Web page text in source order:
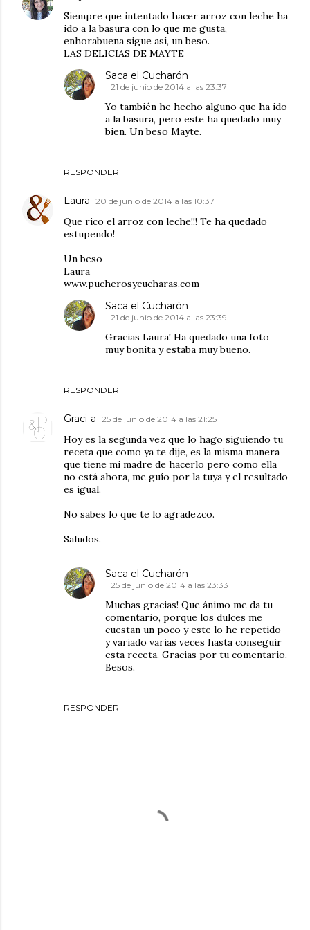
Siempre que intentado hacer arroz con leche ha
ido a la basura con lo que me gusta,
enhorabuena sigue así, un beso.
LAS DELICIAS DE MAYTE
RESPONDER
Saca el Cucharón
21 de junio de 2014 a las 23:37
Yo también he hecho alguno que ha ido
a la basura, pero este ha quedado muy
bien. Un beso Mayte.
Laura 20 de junio de 2014 a las 10:37
Que rico el arroz con leche!!! Te ha quedado
estupendo!
Un beso
Laura
www.pucherosycucharas.com
RESPONDER
Saca el Cucharón
21 de junio de 2014 a las 23:39
Gracias Laura! Ha quedado una foto
muy bonita y estaba muy bueno.
Graci-a 25 de junio de 2014 a las 21:25
Hoy es la segunda vez que lo hago siguiendo tu
receta que como ya te dije, es la misma manera
que tiene mi madre de hacerlo pero como ella
no está ahora, me guío por la tuya y el resultado
es igual.
No sabes lo que te lo agradezco.
Saludos.
RESPONDER
Saca el Cucharón
25 de junio de 2014 a las 23:33
Muchas gracias! Que ánimo me da tu
comentario, porque los dulces me
cuestan un poco y este lo he repetido
y variado varias veces hasta conseguir
esta receta. Gracias por tu comentario.
Besos.